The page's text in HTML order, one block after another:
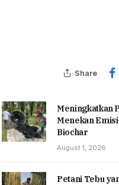
Share
Meningkatkan
Menekan
Biochar
August 1, 2026
Petani Tebu